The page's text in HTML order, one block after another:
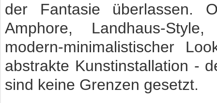
der Fantasie überlassen.
Amphore, Landhaus-Style,
modern-minimalistischer
abstrakte Kunstinstallation -
sind keine Grenzen gesetzt.